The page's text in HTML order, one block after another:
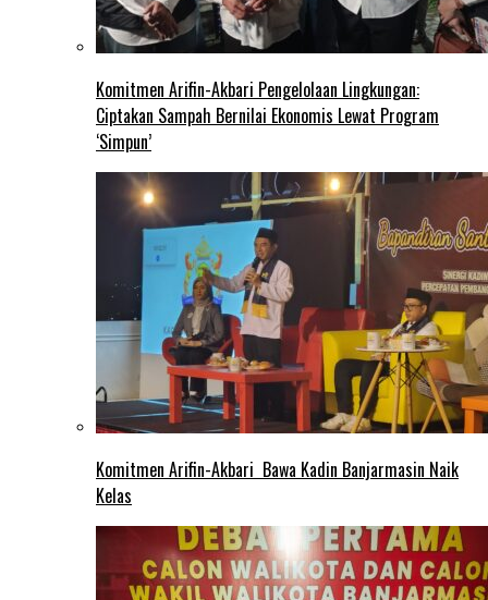
Komitmen Arifin-Akbari Pengelolaan Lingkungan:
Ciptakan Sampah Bernilai Ekonomis Lewat Program
‘Simpun’
Komitmen Arifin-Akbari Bawa Kadin Banjarmasin Naik
Kelas